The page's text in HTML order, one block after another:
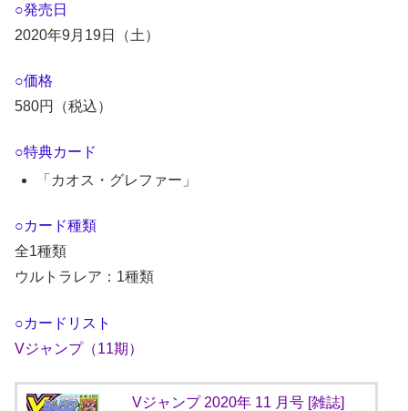
○発売日
2020年9月19日（土）
○価格
580円（税込）
○特典カード
「カオス・グレファー」
○カード種類
全1種類
ウルトラレア：1種類
○カードリスト
Vジャンプ（11期）
Vジャンプ 2020年 11 月号 [雑誌]